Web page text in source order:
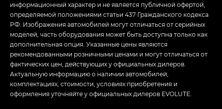
информационный характер и не является публичной офертой,
определяемой положениями статьи 437 Гражданского кодекса
РФ. Изображения автомобилей могут отличаться от серийных
моделей, часть оборудования может быть доступна только как
дополнительная опция. Указанные цены являются
рекомендованными розничными ценами и могут отличаться от
фактических цен, действующих у официальных дилеров.
Актуальную информацию о наличии автомобилей,
комплектациях, стоимости, условиях приобретения и
оформления уточняйте у официальных дилеров EVOLUTE.